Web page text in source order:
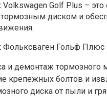
Golf Plus –
диском и
Фольксваген Гольф Плюс
и демонтаж тормозного
крепежных болтов и
диска от пыли и